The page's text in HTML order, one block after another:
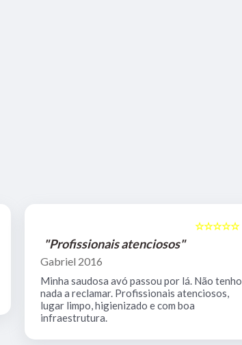
☆☆☆☆☆
"Profissionais atenciosos"
Gabriel 2016
Minha saudosa avó passou por lá. Não tenho
nada a reclamar. Profissionais atenciosos,
lugar limpo, higienizado e com boa
infraestrutura.